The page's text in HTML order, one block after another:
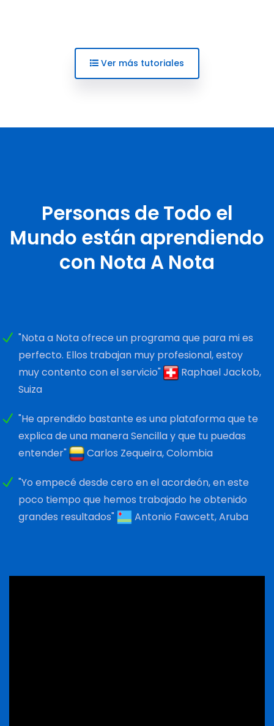
Ver más tutoriales
Personas de Todo el
Mundo están aprendiendo
con Nota A Nota
"Nota a Nota ofrece un programa que para mi es
perfecto. Ellos trabajan muy profesional, estoy
muy contento con el servicio"
Raphael Jackob,
Suiza
"He aprendido bastante es una plataforma que te
explica de una manera Sencilla y que tu puedas
entender"
Carlos Zequeira, Colombia
"Yo empecé desde cero en el acordeón, en este
poco tiempo que hemos trabajado he obtenido
grandes resultados"
Antonio Fawcett, Aruba